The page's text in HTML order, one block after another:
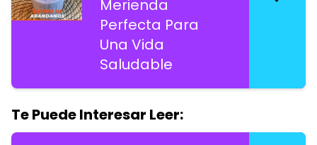
Merienda
Perfecta Para
Una Vida
Saludable
Te Puede Interesar Leer: